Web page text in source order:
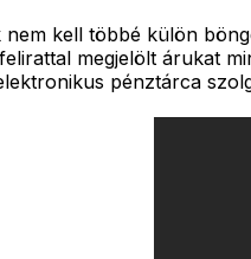
nem kell többé külön
megjelölt árukat
pénztárca